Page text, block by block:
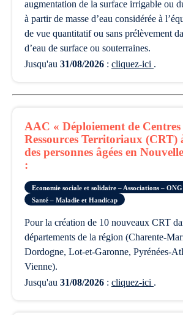
augmentation de la surface irrigable ou
à partir de masse d’eau considérée à
de vue quantitatif ou sans prélèvement
d’eau de surface ou souterraines.
Jusqu'au 31/08/2026 : cliquez-ici .
AAC « Déploiement de Centres
Ressources Territoriaux (CRT)
des personnes âgées en
:
Economie sociale et solidaire – Associations – ONG
Santé – Maladie et Handicap
pour la création de 10 nouveaux CRT dans 6
départements de la région (Charente-
Dordogne, Lot-et-Garonne, Pyrénées-
Vienne).
Jusqu'au 31/08/2026 : cliquez-ici .